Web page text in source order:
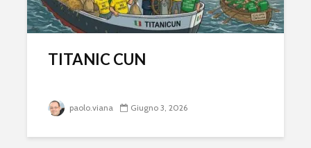
TITANIC CUN
paolo.viana Giugno 3, 2026